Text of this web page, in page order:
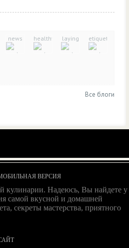
news healthy_eating
laying etiquette
Все блоги
ВЕРСИЯ
кулинарии. Надеюсь, Вы найдете у
самой вкусной и домашней
секреты мастерства, приятного